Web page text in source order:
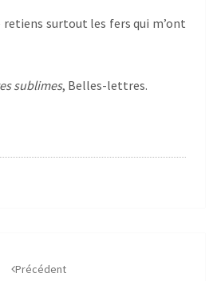
retiens surtout les fers qui m’ont
sublimes, Belles-lettres.
Précédent